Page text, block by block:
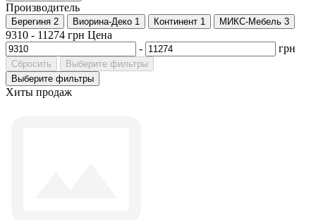
Производитель
Берегиня 2 Виорина-Деко 1 Континент 1 МИКС-Мебель 3
9310 - 11274 грн Цена
-
грн
Сбросить
Выберите фильтры
Выберите фильтры
Хиты продаж